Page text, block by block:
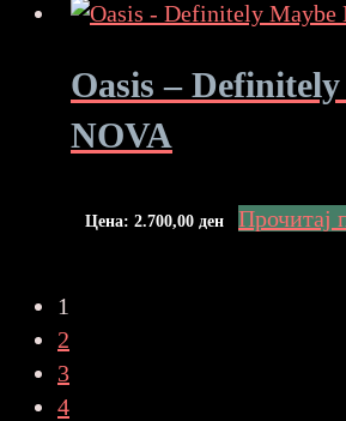
Oasis –
NOVA
Цена: 2.700,00 ден Прочитај
1
2
3
4